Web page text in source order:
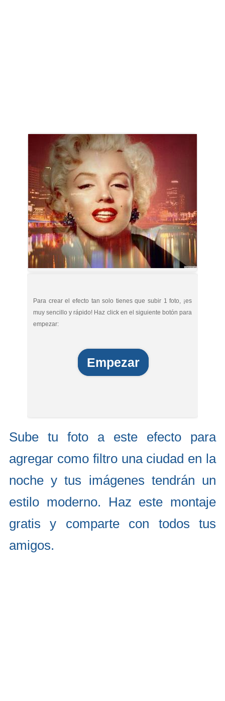
Para crear el efecto tan solo tienes que subir 1 foto, ¡es
muy sencillo y rápido! Haz click en el siguiente botón para
empezar:
Empezar
Sube tu foto a este efecto para
agregar como filtro una ciudad en la
noche y tus imágenes tendrán un
estilo moderno. Haz este montaje
gratis y comparte con todos tus
amigos.